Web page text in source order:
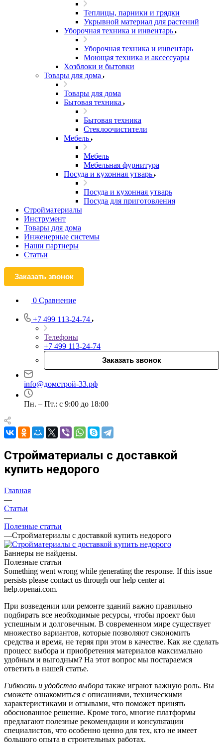
Теплицы, парники и грядки
Укрывной материал для растений
Уборочная техника и инвентарь
Уборочная техника и инвентарь
Моющая техника и аксессуары
Хозблоки и бытовки
Товары для дома
Товары для дома
Бытовая техника
Бытовая техника
Стеклоочистители
Мебель
Мебель
Мебельная фурнитура
Посуда и кухонная утварь
Посуда и кухонная утварь
Посуда для приготовления
Стройматериалы
Инструмент
Товары для дома
Инженерные системы
Наши партнеры
Статьи
Заказать звонок
0 Сравнение
+7 499 113-24-74
Телефоны
+7 499 113-24-74
Заказать звонок
info@домстрой-33.рф
Пн. – Пт.: с 9:00 до 18:00
Стройматериалы с доставкой
купить недорого
Главная
—
Статьи
—
Полезные статьи
—Стройматериалы с доставкой купить недорого
Баннеры не найдены.
Полезные статьи
Something went wrong while generating the response. If this issue
persists please contact us through our help center at
help.openai.com.
При возведении или ремонте зданий важно правильно
подбирать все необходимые ресурсы, чтобы проект был
успешным и долговечным. В современном мире существует
множество вариантов, которые позволяют сэкономить
средства и время, не теряя при этом в качестве. Как же сделать
процесс выбора и приобретения материалов максимально
удобным и выгодным? На этот вопрос мы постараемся
ответить в нашей статье.
Гибкость и удобство выбора также играют важную роль. Вы
сможете ознакомиться с описаниями, техническими
характеристиками и отзывами, что поможет принять
обоснованное решение. Кроме того, многие платформы
предлагают полезные рекомендации и консультации
специалистов, что особенно ценно для тех, кто не имеет
большого опыта в строительных работах.